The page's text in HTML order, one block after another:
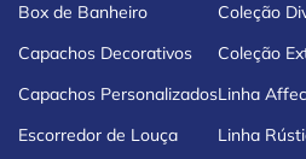
Box de Banheiro
Capachos Decorativos
Capachos Personalizados
Escorredor de Louça
Coleção
Coleção
Linha
Linha